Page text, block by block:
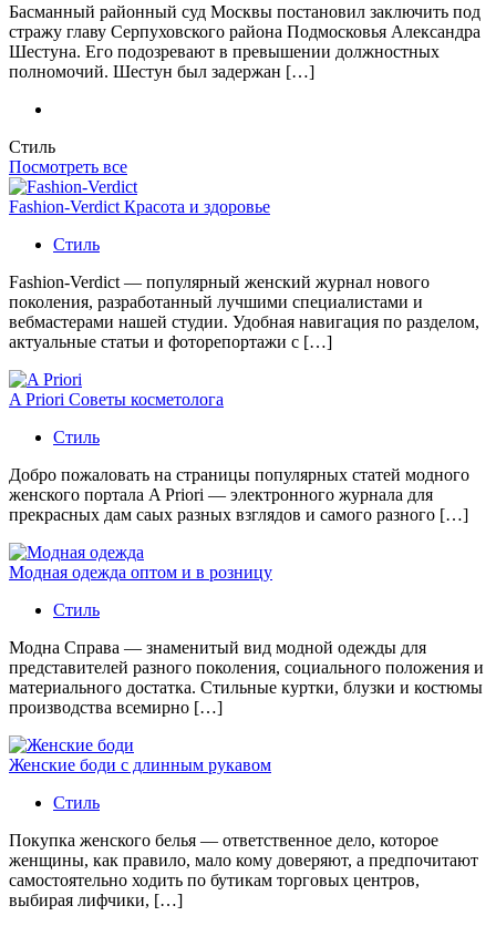
Басманный районный суд Москвы постановил заключить под
стражу главу Серпуховского района Подмосковья Александра
Шестуна. Его подозревают в превышении должностных
полномочий. Шестун был задержан […]
Стиль
Посмотреть все
Fashion-Verdict Красота и здоровье
Стиль
Fashion-Verdict — популярный женский журнал нового
поколения, разработанный лучшими специалистами и
вебмастерами нашей студии. Удобная навигация по разделом,
актуальные статьи и фоторепортажи с […]
A Priori Советы косметолога
Стиль
Добро пожаловать на страницы популярных статей модного
женского портала A Priori — электронного журнала для
прекрасных дам саых разных взглядов и самого разного […]
Модная одежда оптом и в розницу
Стиль
Модна Справа — знаменитый вид модной одежды для
представителей разного поколения, социального положения и
материального достатка. Стильные куртки, блузки и костюмы
производства всемирно […]
Женские боди с длинным рукавом
Стиль
Покупка женского белья — ответственное дело, которое
женщины, как правило, мало кому доверяют, а предпочитают
самостоятельно ходить по бутикам торговых центров,
выбирая лифчики, […]